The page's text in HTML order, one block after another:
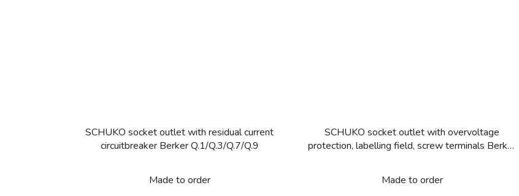
SCHUKO socket outlet with residual current
circuitbreaker Berker Q.1/Q.3/Q.7/Q.9
Made to order
SCHUKO socket outlet with overvoltage
protection, labelling field, screw terminals Berker
Made to order